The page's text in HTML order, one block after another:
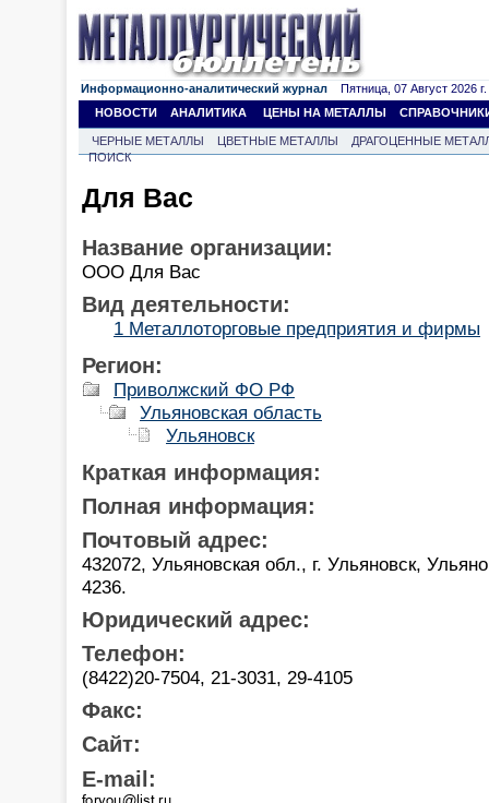
Информационно-аналитический журнал Пятница, 07 Август 2026 г.
НОВОСТИ
АНАЛИТИКА ЦЕНЫ НА МЕТАЛЛЫ
ЧЕРНЫЕ МЕТАЛЛЫ ЦВЕТНЫЕ МЕТАЛЛЫ
ДРАГОЦЕННЫЕ
ПОИСК
Для Вас
Название организации:
ООО Для Вас
Вид деятельности:
1 Металлоторговые предприятия и фирмы
Регион:
Приволжский ФО РФ
Ульяновская область
Ульяновск
Краткая информация:
Полная информация:
Почтовый адрес:
432072, Ульяновская обл., г. Ульяновск,
4236.
Юридический адрес:
Телефон:
(8422)20-7504, 21-3031, 29-4105
Факс:
Сайт:
E-mail: